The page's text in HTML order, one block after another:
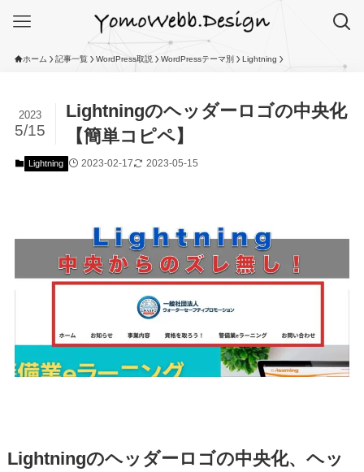
ホーム 記事一覧 WordPress取説 WordPressテーマ別 Lightning
Lightningのヘッダーロゴの中央化
【簡単コピペ】
2023
5/15
Lightning 2023-02-17 2023-05-15
Lightningのヘッダーロゴの中央化、ヘッ